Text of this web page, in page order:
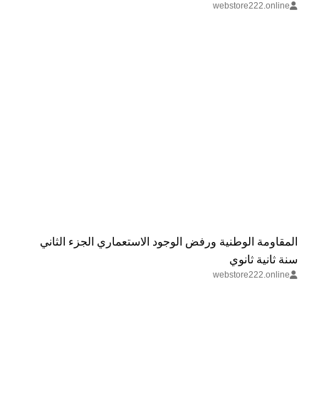
webstore222.online
‏المقاومة الوطنية ورفض الوجود الاستعماري الجزء الثاني
سنة ثانية ثانوي
webstore222.online